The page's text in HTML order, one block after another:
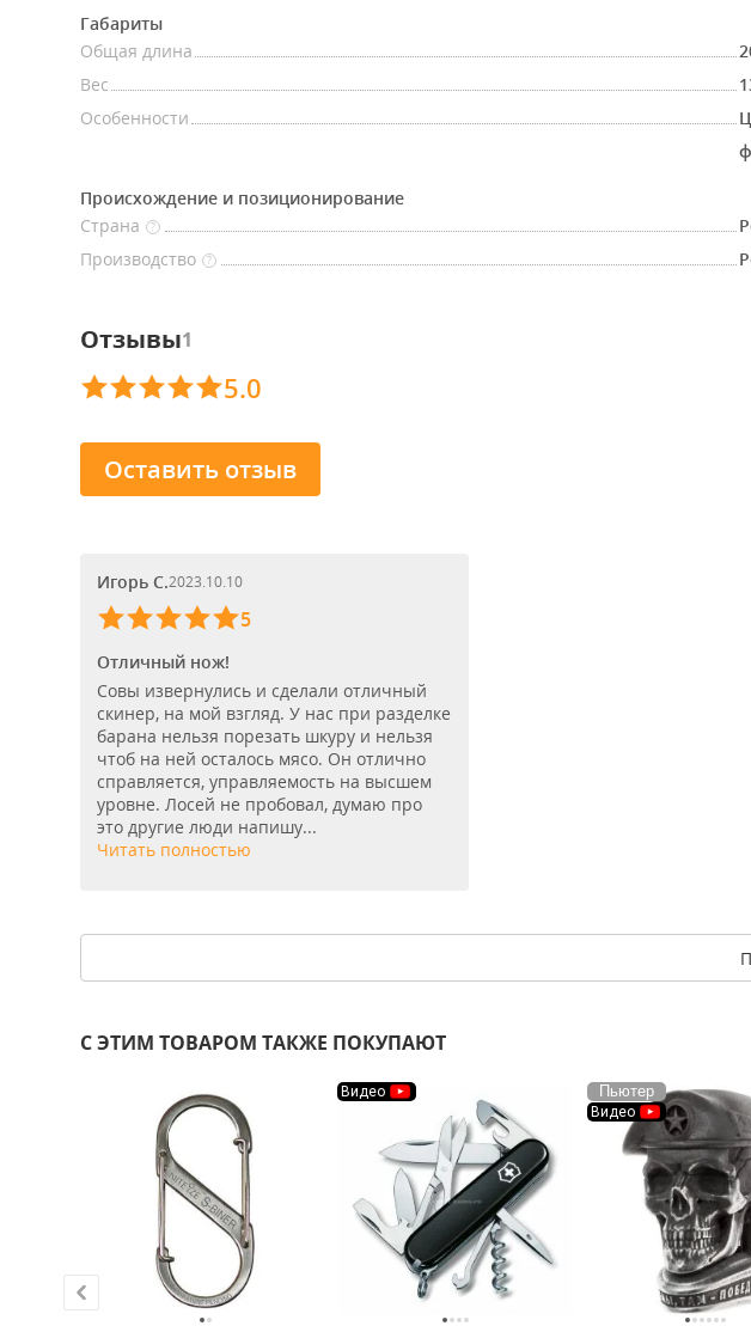
Габариты
Общая длина
Вес
Особенности
Происхождение и позиционирование
Страна
?
Производство
?
Отзывы1
5.0
Оставить отзыв
Игорь С.2023.10.10
5
Отличный нож!
Совы извернулись и сделали отличный
скинер, на мой взгляд. У нас при разделке
барана нельзя порезать шкуру и нельзя
чтоб на ней осталось мясо. Он отлично
справляется, управляемость на высшем
уровне. Лосей не пробовал, думаю про
это другие люди напишу...
Читать полностью
С ЭТИМ ТОВАРОМ ТАКЖЕ ПОКУПАЮТ
Видео Пьютер
Видео